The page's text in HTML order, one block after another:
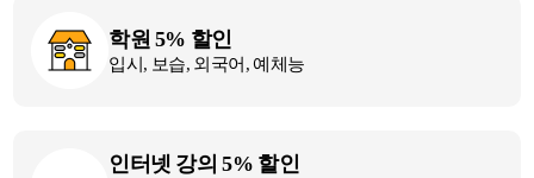
학원 5% 할인
입시, 보습, 외국어, 예체능
인터넷 강의 5% 할인